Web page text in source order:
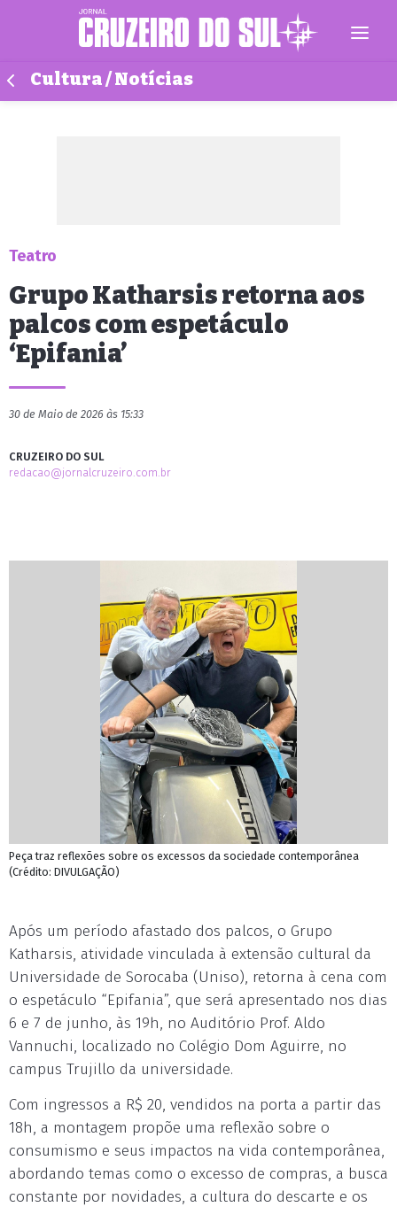
Cultura / Notícias
Teatro
Grupo Katharsis retorna aos
palcos com espetáculo
‘Epifania’
30 de Maio de 2026 às 15:33
CRUZEIRO DO SUL
redacao@jornalcruzeiro.com.br
Peça traz reflexões sobre os excessos da sociedade contemporânea
(Crédito: DIVULGAÇÃO)
Após um período afastado dos palcos, o Grupo
Katharsis, atividade vinculada à extensão cultural da
Universidade de Sorocaba (Uniso), retorna à cena com
o espetáculo “Epifania”, que será apresentado nos dias
6 e 7 de junho, às 19h, no Auditório Prof. Aldo
Vannuchi, localizado no Colégio Dom Aguirre, no
campus Trujillo da universidade.
Com ingressos a R$ 20, vendidos na porta a partir das
18h, a montagem propõe uma reflexão sobre o
consumismo e seus impactos na vida contemporânea,
abordando temas como o excesso de compras, a busca
constante por novidades, a cultura do descarte e os